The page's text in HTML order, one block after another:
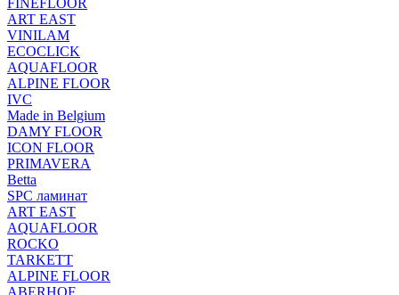
FINEFLOOR
ART EAST
VINILAM
ECOCLICK
AQUAFLOOR
ALPINE FLOOR
IVC
Made in Belgium
DAMY FLOOR
ICON FLOOR
PRIMAVERA
Betta
SPC ламинат
ART EAST
AQUAFLOOR
ROCKO
TARKETT
ALPINE FLOOR
ABERHOF